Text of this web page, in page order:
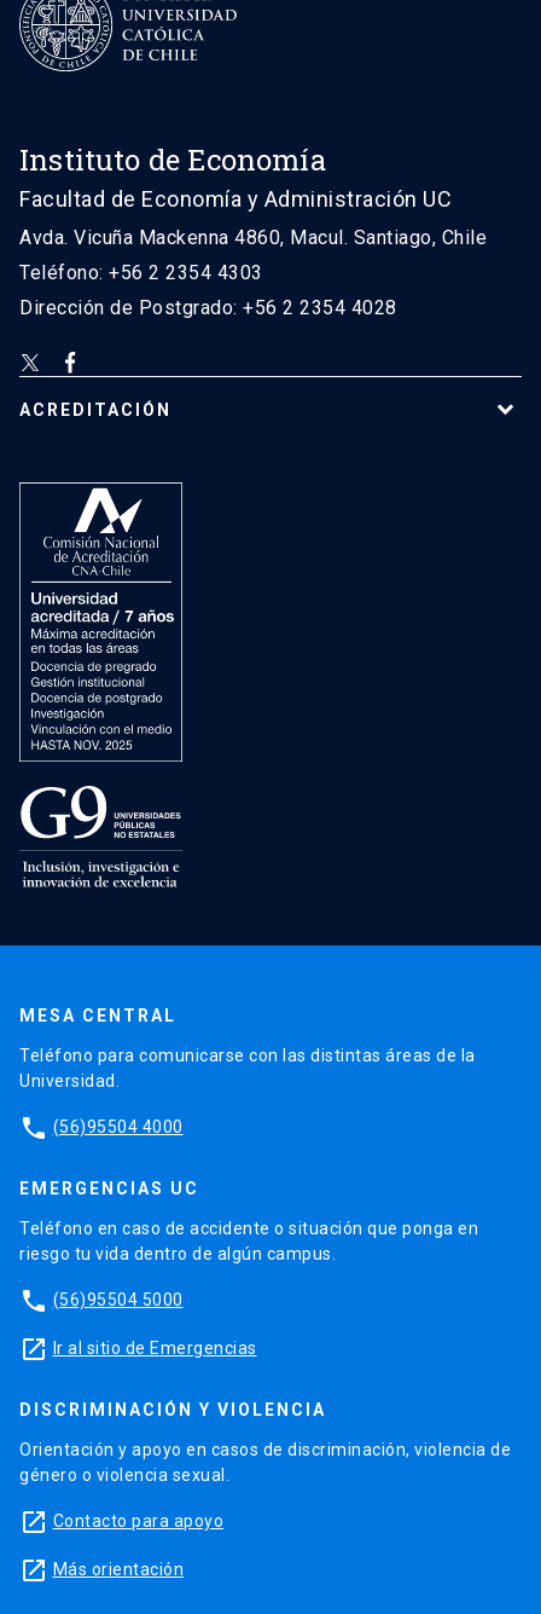
Instituto de Economía
Facultad de Economía y Administración UC
Avda. Vicuña Mackenna 4860, Macul. Santiago, Chile
Teléfono: +56 2 2354 4303
Dirección de Postgrado: +56 2 2354 4028
ACREDITACIÓN
MESA CENTRAL
Teléfono para comunicarse con las distintas áreas de la
Universidad.
phone (56)95504 4000
EMERGENCIAS UC
Teléfono en caso de accidente o situación que ponga en
riesgo tu vida dentro de algún campus.
phone (56)95504 5000
launch Ir al sitio de Emergencias
DISCRIMINACIÓN Y VIOLENCIA
Orientación y apoyo en casos de discriminación, violencia de
género o violencia sexual.
launch Contacto para apoyo
launch Más orientación